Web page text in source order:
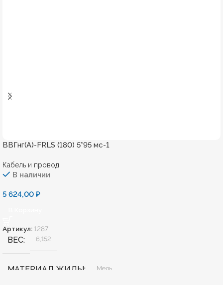
ВВГнг(А)-FRLS (180) 5*95 мс-1
Кабель и провод
В наличии
5 624,00 ₽
Артикул: 1287
ВЕС 6,152
МАТЕРИАЛ ЖИЛЫ Медь